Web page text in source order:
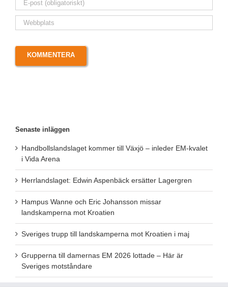
Senaste inläggen
Handbollslandslaget kommer till Växjö – inleder EM-kvalet
i Vida Arena
Herrlandslaget: Edwin Aspenbäck ersätter Lagergren
Hampus Wanne och Eric Johansson missar
landskamperna mot Kroatien
Sveriges trupp till landskamperna mot Kroatien i maj
Grupperna till damernas EM 2026 lottade – Här är
Sveriges motståndare